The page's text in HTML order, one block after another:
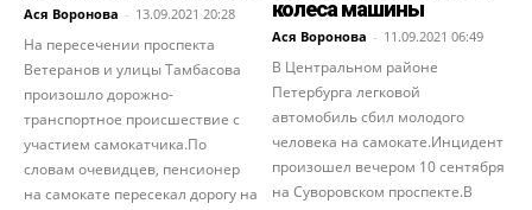
Ася Воронова - 13.09.2021 20:28
На пересечении проспекта
Ветеранов и улицы Тамбасова
произошло дорожно-
транспортное происшествие с
участием самокатчика.По
словам очевидцев, пенсионер
на самокате пересекал дорогу на
колеса машины
Ася Воронова - 11.09.2021 06:49
В Центральном районе
Петербурга легковой
автомобиль сбил молодого
человека на самокате.Инцидент
произошел вечером 10 сентября
на Суворовском проспекте.В